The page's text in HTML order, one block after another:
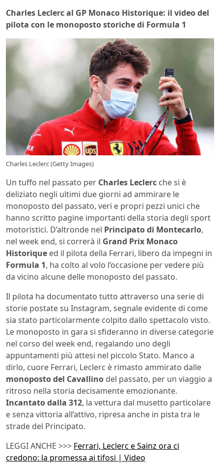
Charles Leclerc al GP Monaco Historique: il video del
pilota con le monoposto storiche di Formula 1
Charles Leclerc (Getty Images)
Un tuffo nel passato per Charles Leclerc che si è
deliziato negli ultimi due giorni ad ammirare le
monoposto del passato, veri e propri pezzi unici che
hanno scritto pagine importanti della storia degli sport
motoristici. D’altronde nel Principato di Montecarlo,
nel week end, si correrà il Grand Prix Monaco
Historique ed il pilota della Ferrari, libero da impegni in
Formula 1, ha colto al volo l’occasione per vedere più
da vicino alcune delle monoposto del passato.
Il pilota ha documentato tutto attraverso una serie di
storie postate su Instagram, segnale evidente di come
sia stato particolarmente colpito dallo spettacolo visto.
Le monoposto in gara si sfideranno in diverse categorie
nel corso del week end, regalando uno degli
appuntamenti più attesi nel piccolo Stato. Manco a
dirlo, cuore Ferrari, Leclerc è rimasto ammirato dalle
monoposto del Cavallino del passato, per un viaggio a
ritroso nella storia decisamente emozionante.
Incantato dalla 312, la vettura dal musetto particolare
e senza vittoria all’attivo, ripresa anche in pista tra le
strade del Principato.
LEGGI ANCHE >>> Ferrari, Leclerc e Sainz ora ci
credono: la promessa ai tifosi | Video